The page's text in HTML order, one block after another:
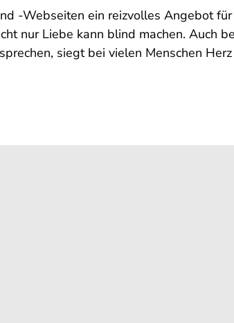
-Webseiten ein reizvolles Angebot
nur Liebe kann blind machen. Auch
siegt bei vielen Menschen